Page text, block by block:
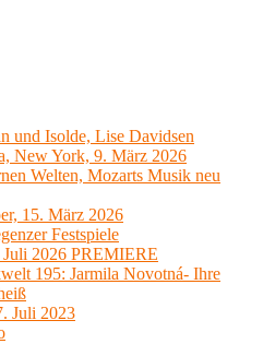
und Isolde, Lise Davidsen
New York, 9. März 2026
Welten, Mozarts Musik neu
15. März 2026
Festspiele
Juli 2026 PREMIERE
195: Jarmila Novotná- Ihre
Juli 2023